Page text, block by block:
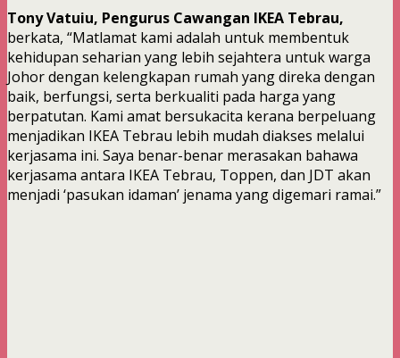
Tony Vatuiu, Pengurus Cawangan IKEA Tebrau,
berkata, “Matlamat kami adalah untuk membentuk
kehidupan seharian yang lebih sejahtera untuk warga
Johor dengan kelengkapan rumah yang direka dengan
baik, berfungsi, serta berkualiti pada harga yang
berpatutan. Kami amat bersukacita kerana berpeluang
menjadikan IKEA Tebrau lebih mudah diakses melalui
kerjasama ini. Saya benar-benar merasakan bahawa
kerjasama antara IKEA Tebrau, Toppen, dan JDT akan
menjadi ‘pasukan idaman’ jenama yang digemari ramai.”